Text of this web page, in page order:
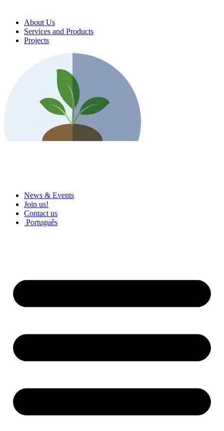
About Us
Services and Products
Projects
News & Events
Join us!
Contact us
Português